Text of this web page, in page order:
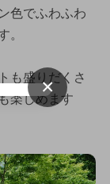
色でふわふわ
。
も盛りだくさ
楽しめます
×